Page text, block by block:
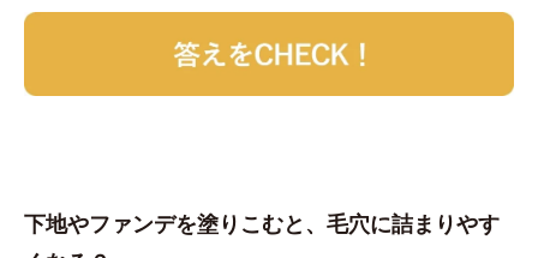
下地やファンデを塗りこむと、毛穴に詰まりやす